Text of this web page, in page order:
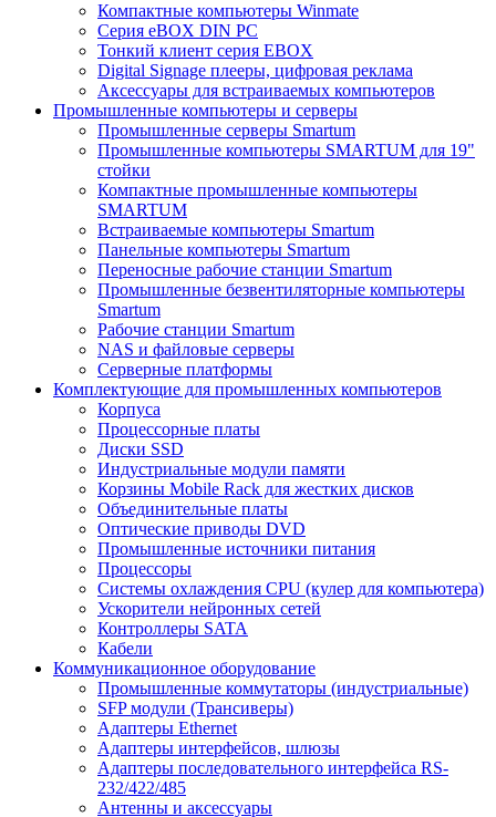
Компактные компьютеры Winmate
Серия eBOX DIN PC
Тонкий клиент серия EBOX
Digital Signage плееры, цифровая реклама
Аксессуары для встраиваемых компьютеров
Промышленные компьютеры и серверы
Промышленные серверы Smartum
Промышленные компьютеры SMARTUM для 19"
стойки
Компактные промышленные компьютеры
SMARTUM
Встраиваемые компьютеры Smartum
Панельные компьютеры Smartum
Переносные рабочие станции Smartum
Промышленные безвентиляторные компьютеры
Smartum
Рабочие станции Smartum
NAS и файловые серверы
Серверные платформы
Комплектующие для промышленных компьютеров
Корпуса
Процессорные платы
Диски SSD
Индустриальные модули памяти
Корзины Mobile Rack для жестких дисков
Объединительные платы
Оптические приводы DVD
Промышленные источники питания
Процессоры
Системы охлаждения CPU (кулер для компьютера)
Ускорители нейронных сетей
Контроллеры SATA
Кабели
Коммуникационное оборудование
Промышленные коммутаторы (индустриальные)
SFP модули (Трансиверы)
Адаптеры Ethernet
Адаптеры интерфейсов, шлюзы
Адаптеры последовательного интерфейса RS-
232/422/485
Антенны и аксессуары